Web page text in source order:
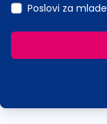
Poslovi za mlade